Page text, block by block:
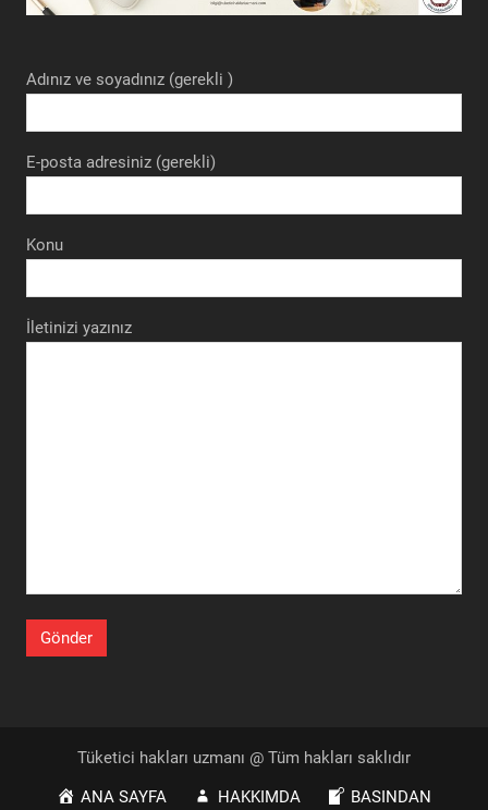
Adınız ve soyadınız (gerekli )
E-posta adresiniz (gerekli)
Konu
İletinizi yazınız
Tüketici hakları uzmanı @ Tüm hakları saklıdır
ANA SAYFA
HAKKIMDA BASINDAN